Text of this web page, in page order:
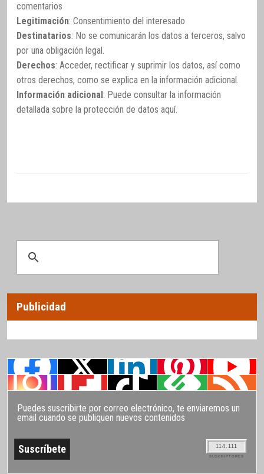
comentarios
Legitimación: Consentimiento del interesado
Destinatarios: No se comunicarán los datos a terceros, salvo
por una obligación legal.
Derechos: Acceder, rectificar y suprimir los datos, así como
otros derechos, como se explica en la información adicional.
Información adicional: Puede consultar la información
detallada sobre la protección de datos aquí.
Publicidad
Puedes suscribirte por correo electrónico, te enviaremos un
email cuando se publiquen nuevos contenidos
114.111
SUSCRIPTORES